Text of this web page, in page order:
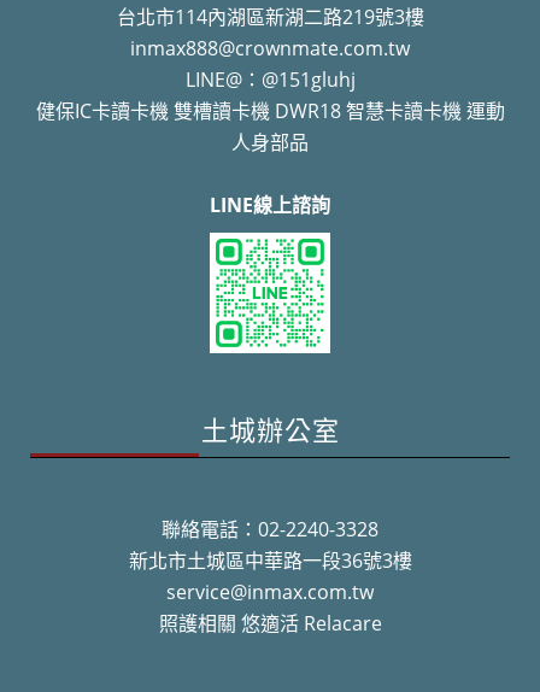
台北市114內湖區新湖二路219號3樓
inmax888@crownmate.com.tw
LINE@：@151gluhj
健保IC卡讀卡機 雙槽讀卡機 DWR18 智慧卡讀卡機 運動
人身部品
LINE線上諮詢
土城辦公室
聯絡電話：02-2240-3328
新北市土城區中華路一段36號3樓
service@inmax.com.tw
照護相關 悠適活 Relacare